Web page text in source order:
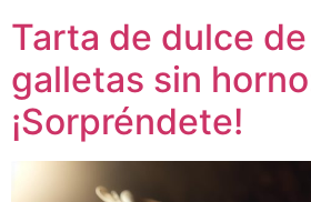
Tarta de dulce
galletas sin
¡Sorpréndete!